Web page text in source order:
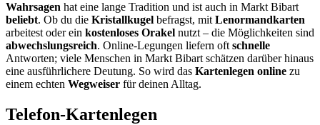
Wahrsagen hat eine lange Tradition und ist auch in Markt Bibart
beliebt. Ob du die Kristallkugel befragst, mit Lenormandkarten
arbeitest oder ein kostenloses Orakel nutzt – die Möglichkeiten sind
abwechslungsreich. Online-Legungen liefern oft schnelle
Antworten; viele Menschen in Markt Bibart schätzen darüber hinaus
eine ausführlichere Deutung. So wird das Kartenlegen online zu
einem echten Wegweiser für deinen Alltag.
Telefon-Kartenlegen